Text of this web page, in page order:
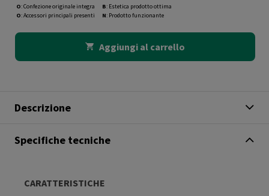
O: Confezione originale integra
O: Accessori principali presenti
B: Estetica prodotto ottima
N: Prodotto funzionante
Aggiungi al carrello
Descrizione
Specifiche tecniche
CARATTERISTICHE